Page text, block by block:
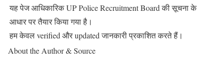
यह पेज आधिकारिक UP Police Recruitment Board की सूचना के
आधार पर तैयार किया गया है।
हम केवल verified और updated जानकारी प्रकाशित करते हैं।
About the Author & Source